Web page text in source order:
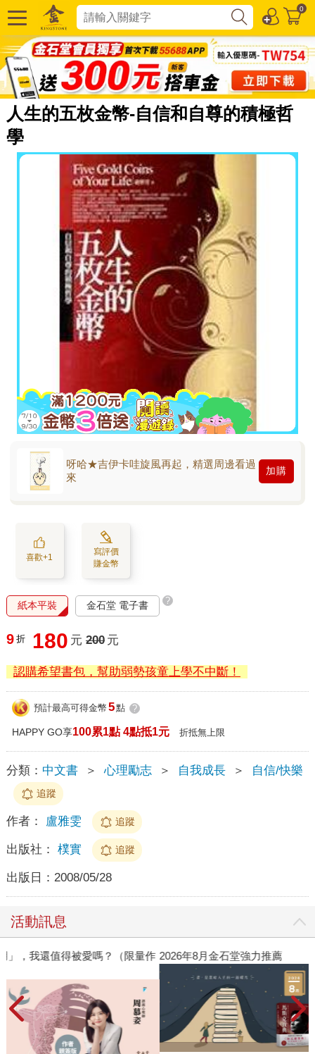
0
人生的五枚金幣-自信和自尊的積極哲
學
呀哈★吉伊卡哇旋風再起，精選周邊看過
來
加購
喜歡+1
寫評價
賺金幣
紙本平裝 金石堂 電子書 ?
9 折 180 元 200 元
認購希望書包，幫助弱勢孩童上學不中斷！
預計最高可得金幣 5點 ?
HAPPY GO享100累1點 4點抵1元 折抵無上限
分類： 中文書 ＞ 心理勵志 ＞ 自我成長 ＞ 自信/快樂
追蹤
作者： 盧雅雯 追蹤
出版社： 樸實 追蹤
出版日： 2008/05/28
活動訊息
2026年8月金石堂強力推薦